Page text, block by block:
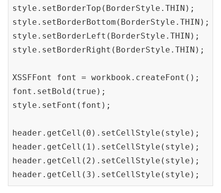
style.set BorderTop(BorderStyle.THIN) ;
style.set BorderBottom(BorderStyle.THIN) ;
style.set BorderLeft(BorderStyle.THIN) ;
style.set BorderRight(BorderStyle.THIN) ;
XSSFFont font = workbook.create Font() ;
font.set Bold( true ) ;
style.set Font( font ) ;
header.getCell(0) .setCellStyle( style ) ;
header.getCell(1) .setCellStyle( style ) ;
header.getCell(2) .setCellStyle( style ) ;
header.getCell(3) .setCellStyle( style )